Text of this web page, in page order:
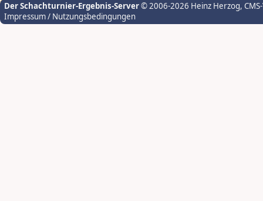
Der Schachturnier-Ergebnis-Server© 2006-2026 Heinz Herzog,
Impressum / Nutzungsbedingungen